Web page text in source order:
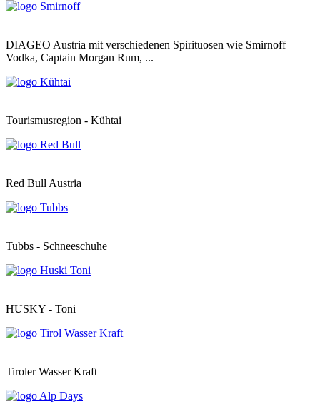
DIAGEO Austria mit verschiedenen Spirituosen wie Smirnoff
Vodka, Captain Morgan Rum, ...
Tourismusregion - Kühtai
Red Bull Austria
Tubbs - Schneeschuhe
HUSKY - Toni
Tiroler Wasser Kraft